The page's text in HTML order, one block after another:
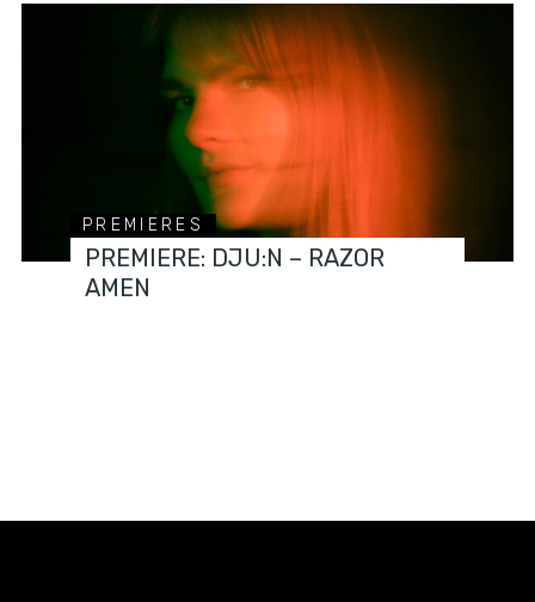
PREMIERES
PREMIERE: DJU:N – RAZOR
AMEN